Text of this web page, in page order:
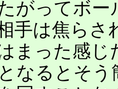
がってボ
手は焦ら
まった感じ
なるとそ